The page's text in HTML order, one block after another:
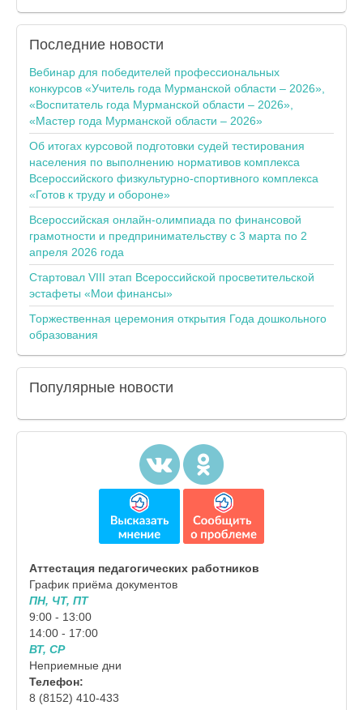
Последние новости
Вебинар для победителей профессиональных
конкурсов «Учитель года Мурманской области – 2026»,
«Воспитатель года Мурманской области – 2026»,
«Мастер года Мурманской области – 2026»
Об итогах курсовой подготовки судей тестирования
населения по выполнению нормативов комплекса
Всероссийского физкультурно-спортивного комплекса
«Готов к труду и обороне»
Всероссийская онлайн-олимпиада по финансовой
грамотности и предпринимательству с 3 марта по 2
апреля 2026 года
Стартовал VIII этап Всероссийской просветительской
эстафеты «Мои финансы»
Торжественная церемония открытия Года дошкольного
образования
Популярные новости
Аттестация педагогических работников
График приёма документов
ПН, ЧТ, ПТ
9:00 - 13:00
14:00 - 17:00
ВТ, СР
Неприемные дни
Телефон:
8 (8152) 410-433